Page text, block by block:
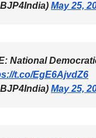
May 25,
National
t.co/EgE6AjvdZ6
May 25,